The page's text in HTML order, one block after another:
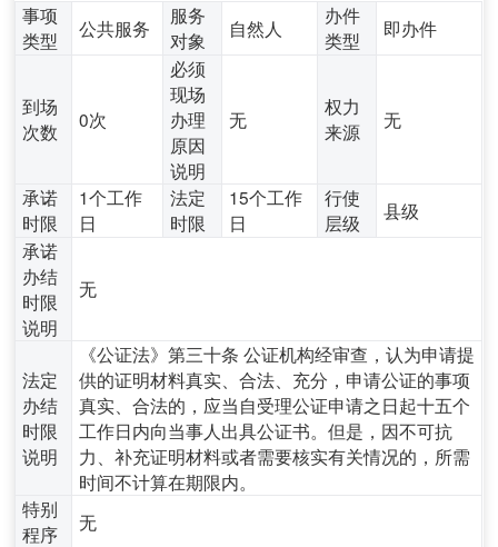
事项
类型
公共服务
服务
对象
自然人
办件
类型
即办件
到场
次数
0次
必须
现场
办理
原因
说明
无
权力
来源
无
承诺
时限
1个工作
日
法定
时限
15个工作
日
行使
层级
县级
承诺
办结
时限
说明
无
法定
办结
时限
说明
《公证法》第三十条 公证机构经审查，认为申请提
供的证明材料真实、合法、充分，申请公证的事项
真实、合法的，应当自受理公证申请之日起十五个
工作日内向当事人出具公证书。但是，因不可抗
力、补充证明材料或者需要核实有关情况的，所需
时间不计算在期限内。
特别
程序
无